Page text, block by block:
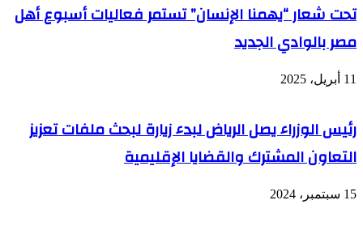
تحت شعار “يهمنا الإنسان” تستمر فعاليات أسبوع أهل
مصر بالوادي الجديد
11 أبريل، 2025
رئيس الوزراء يصل الرياض لبدء زيارة لبحث ملفات تعزيز
التعاون المشترك والقضايا الإقليمية
15 سبتمبر، 2024